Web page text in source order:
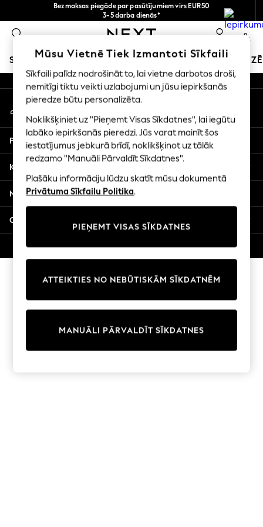
Bezmaksas piegāde par pasūtījumiem virs EUR50
3-5 darba dienās*
Tagad jūs varat
iepirkties latviešu valodā!
0
SKOLAS APĢĒRBS SVĒTKU VEIKALS MEITENES
SCHOOLWEAR
All Boys Schoolwear
Shoes
Trousers
Shorts
Shirts
Polo Shirts
Sweatshirts & Jumpers
Multipacks
All Boys Sport & Swimwear
Swimwear
Tops
Joggers
An error occurred on client
Mūsu sociālie tīkli
Mans konts
Pierakstieties savā kontā
Palīdzība
Konfidencialitāte un juridiskā informācija
Nodaļas
Citi pakalpojumi
© 2026 Next Germany GmbH. Visas tiesības aizsargātas.
Mūsu Vietnē Tiek Izmantoti Sīkfaili
Sīkfaili palīdz nodrošināt to, lai vietne darbotos droši,
nemitīgi tiktu veikti uzlabojumi un jūsu iepirkšanās
pieredze būtu personalizēta.
Noklikšķiniet uz "Pieņemt Visas Sīkdatnes", lai iegūtu
labāko iepirkšanās pieredzi. Jūs varat mainīt šos
iestatījumus jebkurā brīdī, noklikšķinot uz tālāk
redzamo "Manuāli Pārvaldīt Sīkdatnes".
Plašāku informāciju lūdzu skatīt mūsu dokumentā
Privātuma Sīkfailu Politika.
PIEŅEMT VISAS SĪKDATNES
MANUĀLI PĀRVALDĪT SĪKDATNES
ATTEIKTIES NO NEBŪTISKĀM SĪKDATNĒM